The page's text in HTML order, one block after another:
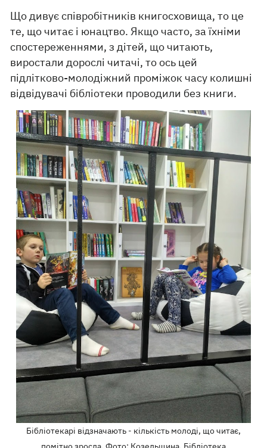
Що дивує співробітників книгосховища, то це
те, що читає і юнацтво. Якщо часто, за їхніми
спостереженнями, з дітей, що читають,
виростали дорослі читачі, то ось цей
підлітково-молодіжний проміжок часу колишні
відвідувачі бібліотеки проводили без книги.
Бібліотекарі відзначають - кількість молоді, що читає,